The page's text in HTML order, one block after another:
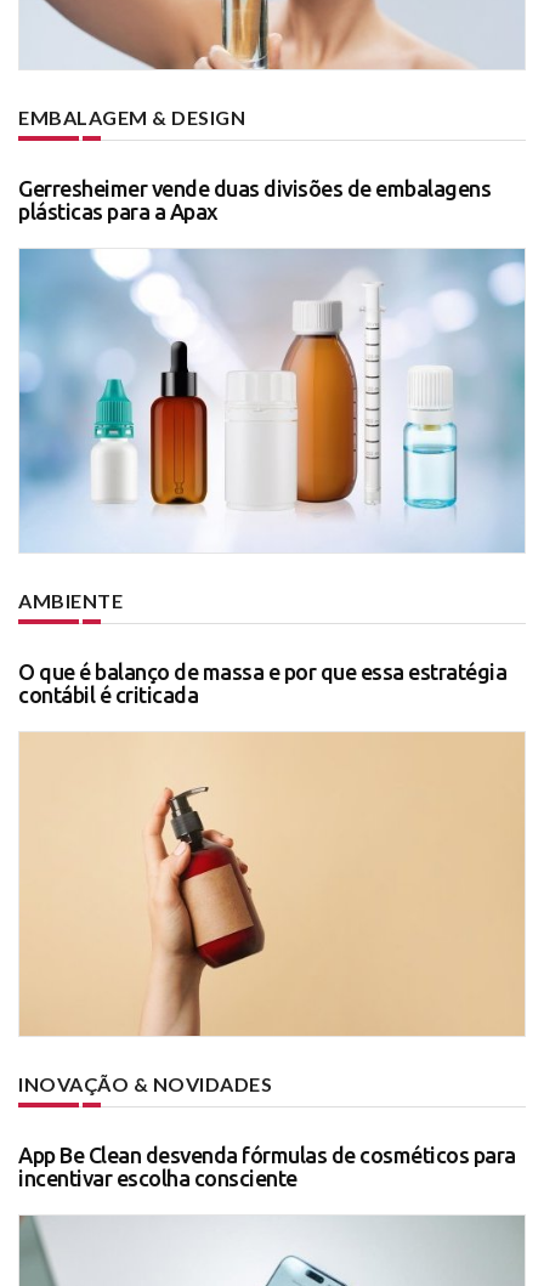
EMBALAGEM & DESIGN
Gerresheimer vende duas divisões de embalagens
plásticas para a Apax
AMBIENTE
O que é balanço de massa e por que essa estratégia
contábil é criticada
INOVAÇÃO & NOVIDADES
App Be Clean desvenda fórmulas de cosméticos para
incentivar escolha consciente